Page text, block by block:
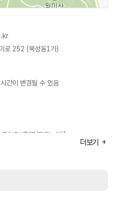
로 252 (북성동1가)
간이 변경될 수 있음
/VR체험존/물공놀이)]
택) 26,000원
더보기